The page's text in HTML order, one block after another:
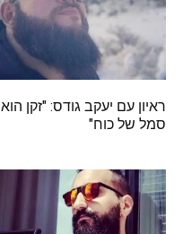
ראיון עם יעקב גודס: "זקן הוא
סמל של כוח"